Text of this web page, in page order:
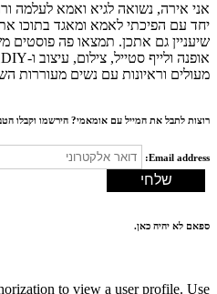
אני אירה, נשואה לגיא ואמא לעלמה
יחד עם הפיכתי לאמא ומאגד בתוכו
שיעניין גם אתכן. תמצאו פה פוסטים
מעולים וראיונות עם נשים מעוררות
רוצות לתבל את המייל עם אומאמי? הירשמו וקבלו
Email address:
ספאם לא יהיה כאן.
to view a user profile. Use